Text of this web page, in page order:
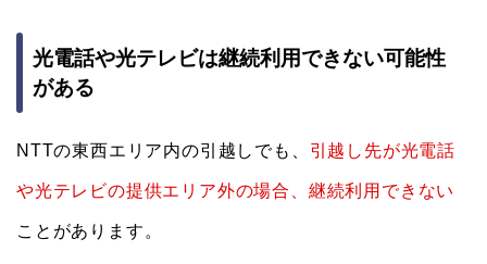
光電話や光テレビは継続利用できない可能性
がある
NTTの東西エリア内の引越しでも、 引越し先が光電話
や光テレビの提供エリア外の場合、継続利用できない
ことがあります。